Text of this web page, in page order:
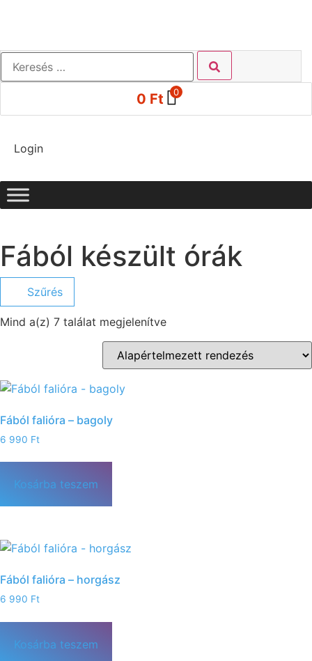
0 Ft 0
Login
Fából készült órák
Szűrés
Mind a(z) 7 találat megjelenítve
Fából falióra – bagoly
6 990 Ft
Kosárba teszem
Fából falióra – horgász
6 990 Ft
Kosárba teszem